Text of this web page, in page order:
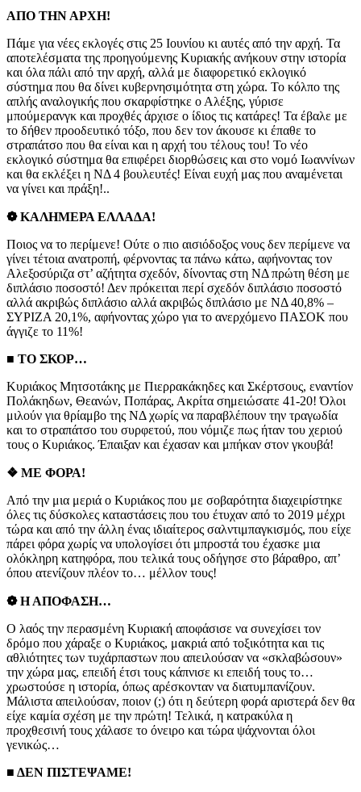
ΑΠΟ ΤΗΝ ΑΡΧΗ!
Πάμε για νέες εκλογές στις 25 Ιουνίου κι αυτές από την αρχή. Τα
αποτελέσματα της προηγούμενης Κυριακής ανήκουν στην ιστορία
και όλα πάλι από την αρχή, αλλά με διαφορετικό εκλογικό
σύστημα που θα δίνει κυβερνησιμότητα στη χώρα. Το κόλπο της
απλής αναλογικής που σκαρφίστηκε ο Αλέξης, γύρισε
μπούμερανγκ και προχθές άρχισε ο ίδιος τις κατάρες! Τα έβαλε με
το δήθεν προοδευτικό τόξο, που δεν τον άκουσε κι έπαθε το
στραπάτσο που θα είναι και η αρχή του τέλους του! Το νέο
εκλογικό σύστημα θα επιφέρει διορθώσεις και στο νομό Ιωαννίνων
και θα εκλέξει η ΝΔ 4 βουλευτές! Είναι ευχή μας που αναμένεται
να γίνει και πράξη!..
❁ ΚΑΛΗΜΕΡΑ ΕΛΛΑΔΑ!
Ποιος να το περίμενε! Ούτε ο πιο αισιόδοξος νους δεν περίμενε να
γίνει τέτοια ανατροπή, φέρνοντας τα πάνω κάτω, αφήνοντας τον
Αλεξοσύριζα στ’ αζήτητα σχεδόν, δίνοντας στη ΝΔ πρώτη θέση με
διπλάσιο ποσοστό! Δεν πρόκειται περί σχεδόν διπλάσιο ποσοστό
αλλά ακριβώς διπλάσιο αλλά ακριβώς διπλάσιο με ΝΔ 40,8% –
ΣΥΡΙΖΑ 20,1%, αφήνοντας χώρο για το ανερχόμενο ΠΑΣΟΚ που
άγγιζε το 11%!
■ ΤΟ ΣΚΟΡ…
Κυριάκος Μητσοτάκης με Πιερρακάκηδες και Σκέρτσους, εναντίον
Πολάκηδων, Θεανών, Ποπάρας, Ακρίτα σημειώσατε 41-20! Όλοι
μιλούν για θρίαμβο της ΝΔ χωρίς να παραβλέπουν την τραγωδία
και το στραπάτσο του συρφετού, που νόμιζε πως ήταν του χεριού
τους ο Κυριάκος. Έπαιξαν και έχασαν και μπήκαν στον γκουβά!
❖ ΜΕ ΦΟΡΑ!
Από την μια μεριά ο Κυριάκος που με σοβαρότητα διαχειρίστηκε
όλες τις δύσκολες καταστάσεις που του έτυχαν από το 2019 μέχρι
τώρα και από την άλλη ένας ιδιαίτερος σαλντιμπαγκισμός, που είχε
πάρει φόρα χωρίς να υπολογίσει ότι μπροστά του έχασκε μια
ολόκληρη κατηφόρα, που τελικά τους οδήγησε στο βάραθρο, απ’
όπου ατενίζουν πλέον το… μέλλον τους!
❁ Η ΑΠΟΦΑΣΗ…
Ο λαός την περασμένη Κυριακή αποφάσισε να συνεχίσει τον
δρόμο που χάραξε ο Κυριάκος, μακριά από τοξικότητα και τις
αθλιότητες των τυχάρπαστων που απειλούσαν να «σκλαβώσουν»
την χώρα μας, επειδή έτσι τους κάπνισε κι επειδή τους το…
χρωστούσε η ιστορία, όπως αρέσκονταν να διατυμπανίζουν.
Μάλιστα απειλούσαν, ποιον (;) ότι η δεύτερη φορά αριστερά δεν θα
είχε καμία σχέση με την πρώτη! Τελικά, η κατρακύλα η
προχθεσινή τους χάλασε το όνειρο και τώρα ψάχνονται όλοι
γενικώς…
■ ΔΕΝ ΠΙΣΤΕΨΑΜΕ!